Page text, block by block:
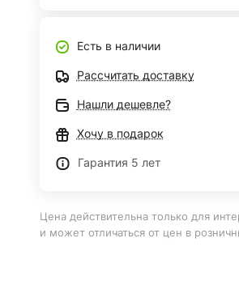
Есть в наличии
Рассчитать доставку
Нашли дешевле?
Хочу в подарок
Гарантия 5 лет
Цена действительна только для
и может отличаться от цен в